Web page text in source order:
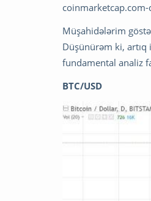
Müşahidələrim
Düşünürəm ki,
fundamental analiz
BTC/USD